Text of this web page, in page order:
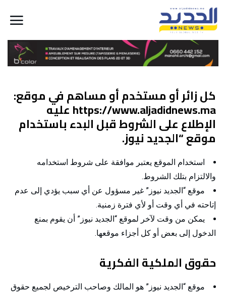
كل زائر أو مستخدم أو مساهم في موقع:
https://www.aljadidnews.ma عليه
الإطلاع على الشروط قبل البدء باستخدام
موقع “الجديد نيوز.
استخدام الموقع يعتبر موافقة على شروط استخدامه
والالتزام بتلك الشروط.
موقع “الجديد نيوز” غير مسؤول عن أي سبب يؤدي إلى عدم
إتاحته في أي وقت أو لأي فترة زمنية.
يمكن من وقت لآخر لموقع “الجديد نيوز” أن يقوم بمنع
الدخول إلى بعض أو كل أجزاء موقعها.
حقوق الملكية الفكرية
موقع “الجديد نيوز” هو المالك وصاحب الترخيص لجميع حقوق